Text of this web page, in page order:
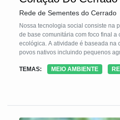
Rede de Sementes do Cerrado
Nossa tecnologia social consiste na
de base comunitária com foco final a
ecológica. A atividade é baseada na coleta de sementes pelos
povos nativos incluindo pequenos
trazendo múltiplos benefícios para as comunidades por meio da
área para manter aquela área
TEMAS: MEIO AMBIENTE